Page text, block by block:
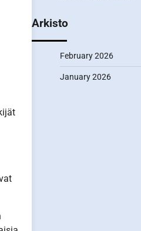
Arkisto
February 2026
January 2026